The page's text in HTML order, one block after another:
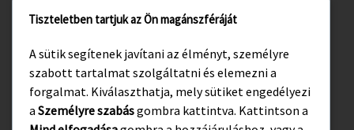
www.visitgyula.com
www.gyulakult.hu
Tiszteletben tartjuk az Ön magánszféráját
A sütik segítenek javítani az élményt, személyre
szabott tartalmat szolgáltatni és elemezni a
forgalmat. Kiválaszthatja, mely sütiket engedélyezi
a Személyre szabásgombra kattintva. Kattintson a